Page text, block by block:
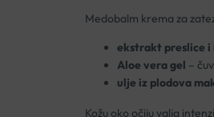
Medobalm krema za
ekstrakt preslice i
Aloe vera gel –
ulje iz plodova
Kožu oko očiju valja